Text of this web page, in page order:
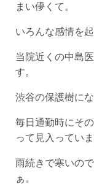
まい儚くて。
いろんな感情を
当院近くの中島
す。
渋谷の保護樹にな
毎日通勤時にそ
って見入っていま
雨続きで寒いの
ぁ。